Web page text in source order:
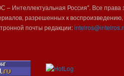
Интеллектуальная Россия". Все
разрешенных к
почты редакции: